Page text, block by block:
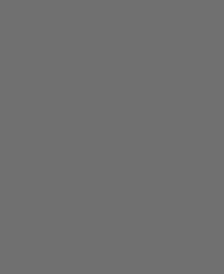
endlich erreicht? "
die Talsohle endlich
Ist die Talsohle endlich
Ist die Talsohle
"Konjunktur: Ist die